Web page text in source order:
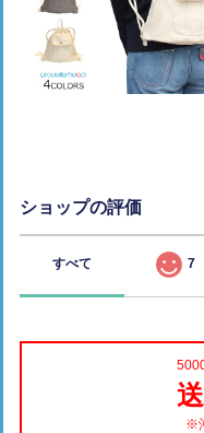
ショップの評価
すべて 7
※